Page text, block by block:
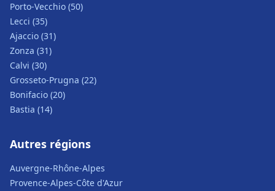
Porto-Vecchio (50)
Lecci (35)
Ajaccio (31)
Zonza (31)
Calvi (30)
Grosseto-Prugna (22)
Bonifacio (20)
Bastia (14)
Autres régions
Auvergne-Rhône-Alpes
Provence-Alpes-Côte d'Azur